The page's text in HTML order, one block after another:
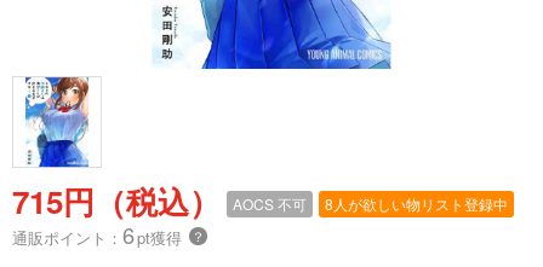
715円（税込） AOCS不可 8人が欲しい物リスト登録中
通販ポイント： 6pt獲得 ？